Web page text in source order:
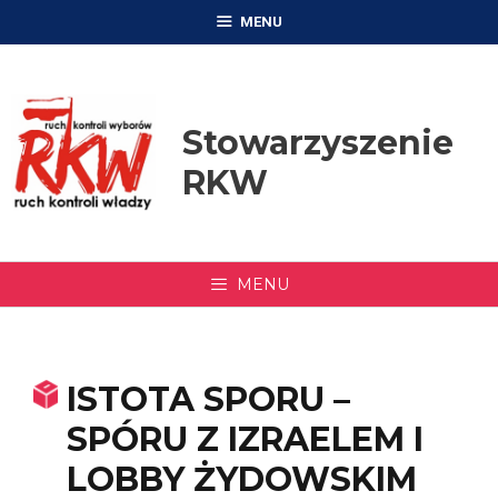
MENU
Stowarzyszenie
RKW
MENU
ISTOTA SPORU –
SPÓRU Z IZRAELEM I
LOBBY ŻYDOWSKIM